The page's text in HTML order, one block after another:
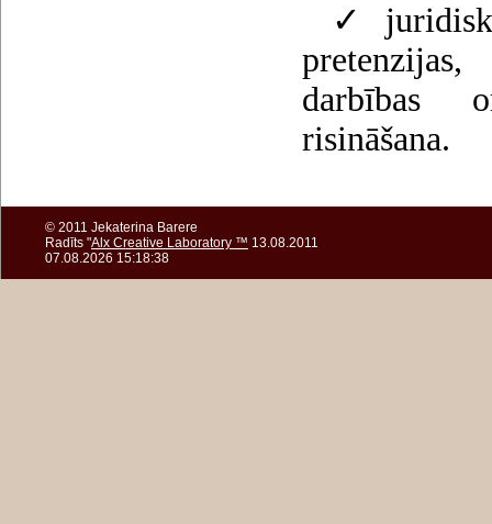
✓
darbības
risināšana.
© 2011 Jekaterina Barere
Radīts "Alx Creative Laboratory ™ 13.08.2011
07.08.2026 15:18:38